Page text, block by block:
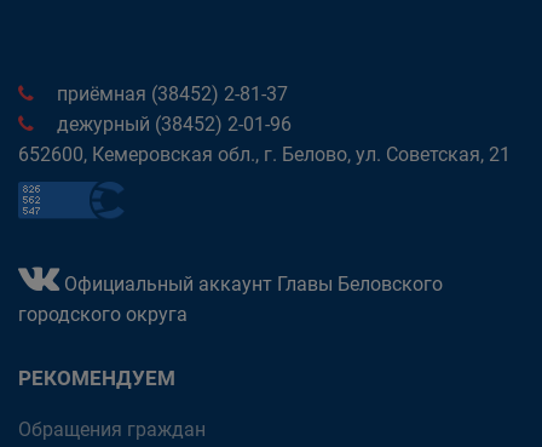
приёмная (38452) 2-81-37
дежурный (38452) 2-01-96
652600, Кемеровская обл., г. Белово, ул. Советская, 21
Официальный аккаунт Главы Беловского
городского округа
РЕКОМЕНДУЕМ
Обращения граждан